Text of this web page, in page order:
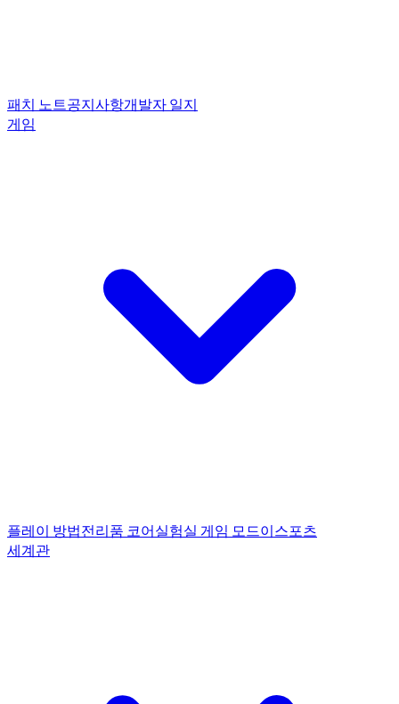
패치 노트공지사항개발자 일지
게임
플레이 방법전리품 코어실험실 게임 모드이스포츠
세계관